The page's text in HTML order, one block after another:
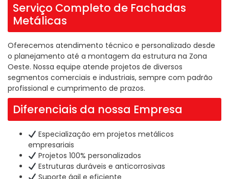
Serviço Completo de Fachadas
Metálicas
Oferecemos atendimento técnico e personalizado desde
o planejamento até a montagem da estrutura na Zona
Oeste. Nossa equipe atende projetos de diversos
segmentos comerciais e industriais, sempre com padrão
profissional e cumprimento de prazos.
Diferenciais da nossa Empresa
Especialização em projetos metálicos
empresariais
Projetos 100% personalizados
Estruturas duráveis e anticorrosivas